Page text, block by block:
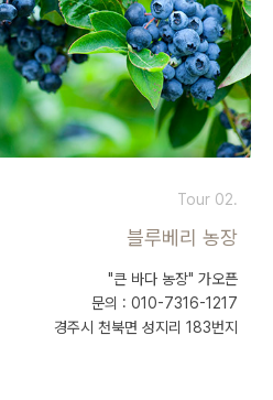
Tour 02.
블루베리 농장
"큰 바다 농장" 가오픈
문의 : 010-7316-1217
경주시 천북면 성지리 183번지